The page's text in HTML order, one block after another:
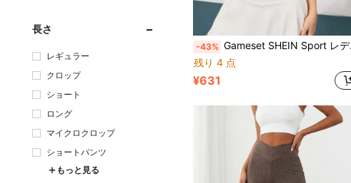
長さ
レギュラー
クロップ
ショート
ロング
マイクロクロップ
ショートパンツ
もっと見る
-43% Gameset SHEIN Sport レディース コントラストカラー 半袖 クロップド テニストップ
残り 4 点
¥631